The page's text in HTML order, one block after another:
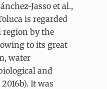
Jasso et al.,
is regarded
by the
to its great
water
and
It was